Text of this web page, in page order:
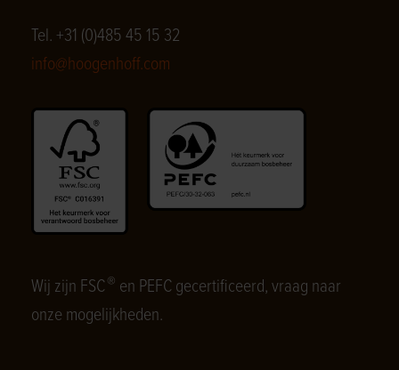
Tel. +31 (0)485 45 15 32
info@hoogenhoff.com
Wij zijn FSC® en PEFC gecertificeerd, vraag naar
onze mogelijkheden.